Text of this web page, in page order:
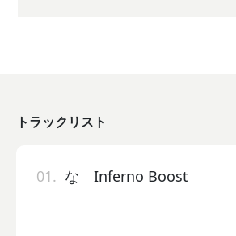
トラックリスト
01. な Inferno Boost